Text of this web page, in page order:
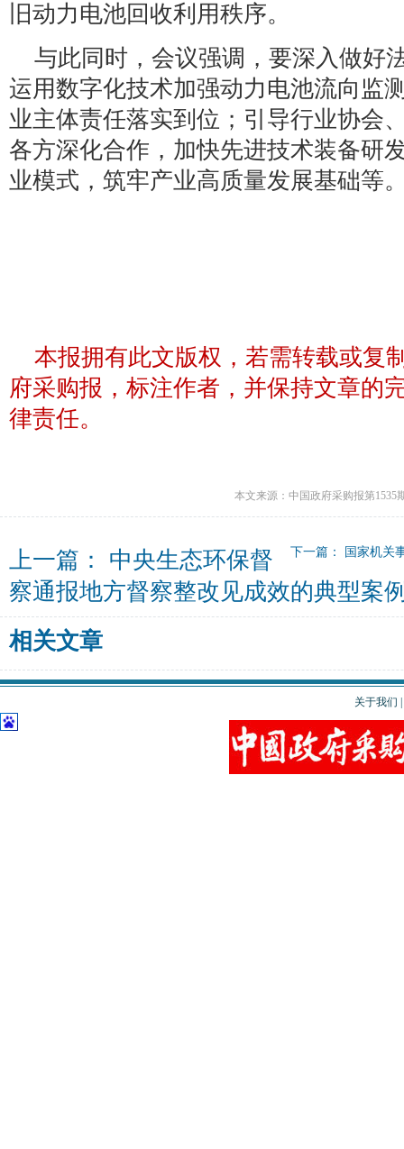
旧动力电池回收利用秩序。
与此同时，会议强调，要深入做好
运用数字化技术加强动力电池流向监
业主体责任落实到位；引导行业协会
各方深化合作，加快先进技术装备研
业模式，筑牢产业高质量发展基础等
本报拥有此文版权，若需转载或复
府采购报，标注作者，并保持文章的
律责任。
本文来源：中国政府采购报第1535
下一篇： 国家机关
上一篇： 中央生态环保督
察通报地方督察整改见成效的典型案
相关文章
关于我们